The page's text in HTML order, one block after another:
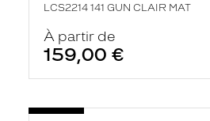
LCS2214 141 GUN CLAIR MAT
À partir de
159,00 €